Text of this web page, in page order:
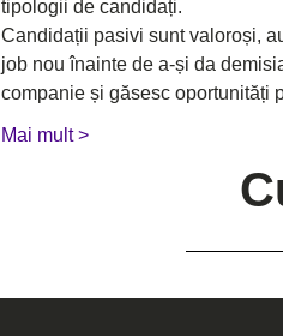
tipologii de candidați.
Candidații pasivi sunt valoroși,
job nou înainte de a-și da
companie și găsesc oportunități
Mai mult >